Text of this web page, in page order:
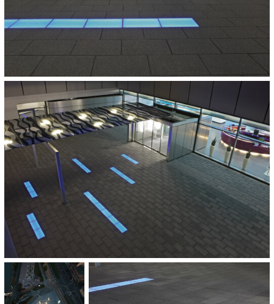
BFK + Partner Architekten, Stuttgart
OPDRACHTGEVER:
Mannheimer Verkehrsverbund
HOEVEELHEID:
2.000 m²
OPLEVERING:
2010
CATEGORIE:
Openbaar vervoer
Pleinen en promenades